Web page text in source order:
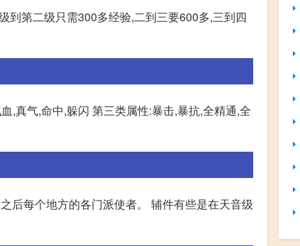
到第二级只需300多经验,二到三要600多,三到四
,真气,命中,躲闪 第三类属性:暴击,暴抗,全精通,全
后每个地方的各门派使者。 辅件有些是在天音级